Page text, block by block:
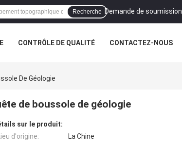
Demande de soumission
Recherche
CONTRÔLE DE QUALITÉ CONTACTEZ-NOUS
De Géologie
de boussole de géologie
sur le produit:
d'origine:
La Chine